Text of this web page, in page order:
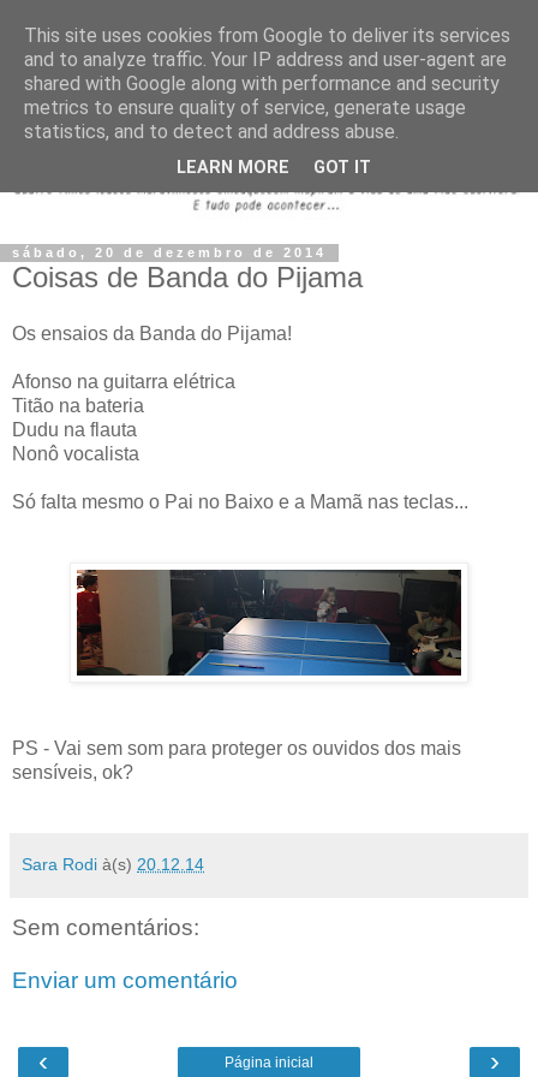
sábado, 20 de dezembro de 2014
Coisas de Banda do Pijama
Os ensaios da Banda do Pijama!
Afonso na guitarra elétrica
Titão na bateria
Dudu na flauta
Nonô vocalista
Só falta mesmo o Pai no Baixo e a Mamã nas teclas...
PS - Vai sem som para proteger os ouvidos dos mais
sensíveis, ok?
Sara Rodi à(s) 20.12.14
Sem comentários:
Enviar um comentário
‹ ›
Página inicial
This site uses cookies from Google to deliver its services
and to analyze traffic. Your IP address and user-agent are
shared with Google along with performance and security
metrics to ensure quality of service, generate usage
statistics, and to detect and address abuse.
LEARN MORE GOT IT